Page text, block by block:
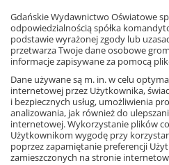
Na jakie treści powinien
podstawie
Gdańskie Wydawnictwo Oświatowe
odpowiedzialnością spółka
podstawie wyrażonej zgody lub
przetwarza Twoje dane osobowe
informacje zapisywane za pomocą
Dane używane są m. in. w celu
internetowej przez Użytkownika,
i bezpiecznych usług, umożliwienia
analizowania, jak również do
internetowej. Wykorzystanie plików
Użytkownikom wygodę przy
poprzez zapamiętanie preferencji
zamieszczonych na stronie